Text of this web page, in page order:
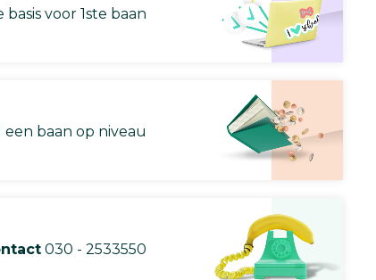
voor 1ste baan
baan op niveau
030 - 2533550